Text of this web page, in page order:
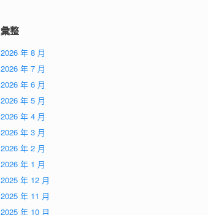
彙整
2026 年 8 月
2026 年 7 月
2026 年 6 月
2026 年 5 月
2026 年 4 月
2026 年 3 月
2026 年 2 月
2026 年 1 月
2025 年 12 月
2025 年 11 月
2025 年 10 月